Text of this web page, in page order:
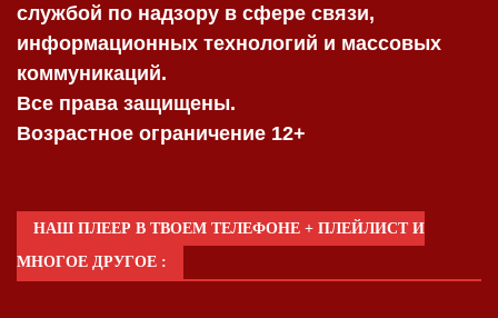
службой по надзору в сфере связи,
информационных технологий и массовых
коммуникаций.
Все права защищены.
Возрастное ограничение 12+
НАШ ПЛЕЕР В ТВОЕМ ТЕЛЕФОНЕ + ПЛЕЙЛИСТ И
МНОГОЕ ДРУГОЕ :